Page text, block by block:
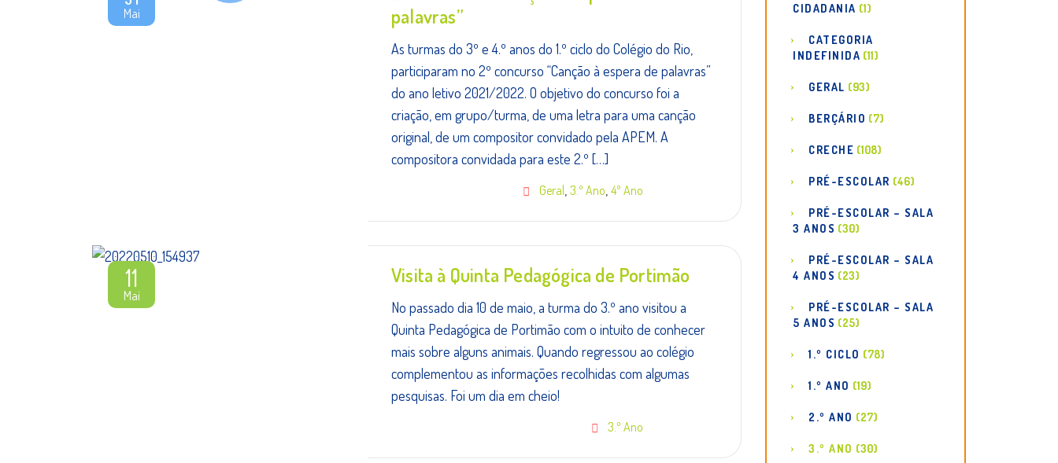
Mai
palavras”
As turmas do 3º e 4.º anos do 1.º ciclo do Colégio do Rio,
participaram no 2º concurso “Canção à espera de palavras”
do ano letivo 2021/2022. O objetivo do concurso foi a
criação, em grupo/turma, de uma letra para uma canção
original, de um compositor convidado pela APEM. A
compositora convidada para este 2.º […]
Geral 3.º Ano 4º Ano
11
Mai
Visita à Quinta Pedagógica de Portimão
No passado dia 10 de maio, a turma do 3.º ano visitou a
Quinta Pedagógica de Portimão com o intuito de conhecer
mais sobre alguns animais. Quando regressou ao colégio
complementou as informações recolhidas com algumas
pesquisas. Foi um dia em cheio!
3.º Ano
CIDADANIA (1)
CATEGORIA
INDEFINIDA (11)
GERAL (93)
BERÇÁRIO (7)
CRECHE (108)
PRÉ-ESCOLAR (46)
PRÉ-ESCOLAR – SALA
3 ANOS (30)
PRÉ-ESCOLAR – SALA
4 ANOS (23)
PRÉ-ESCOLAR – SALA
5 ANOS (25)
1.º CICLO (78)
1.º ANO (19)
2.º ANO (27)
3.º ANO (30)